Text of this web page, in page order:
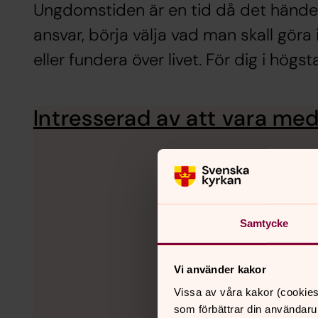
Samtycke
Vi använder kakor
Vissa av våra kakor
som förbättrar din
Ungdomstiden är en tid då det
ansvar, börja välja vad man skall
eller fundera över livet. För dig i
Intresserad av att vara